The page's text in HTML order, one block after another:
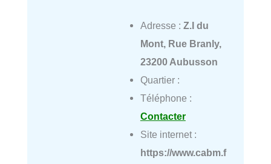
Adresse : Z.I du
Mont, Rue Branly,
23200 Aubusson
Quartier :
Téléphone :
Contacter
Site internet :
https://www.cabm.f